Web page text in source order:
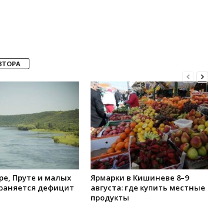
Пруте и малых
дефицит
Ярмарки в Кишиневе 8–9
августа: где купить местные
продукты